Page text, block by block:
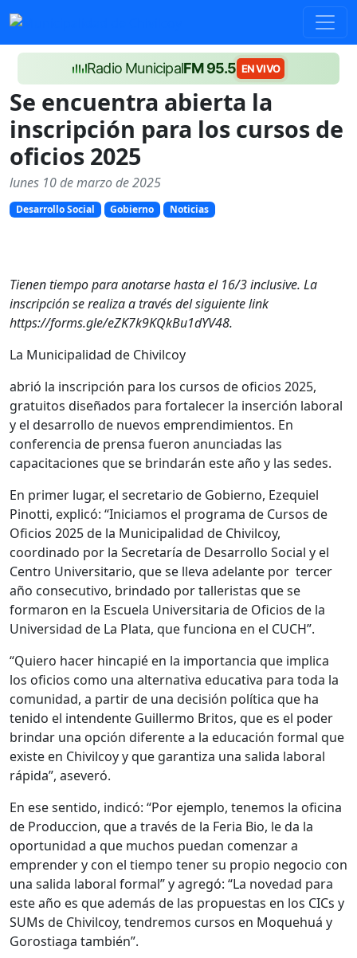
Radio MunicipalFM 95.5 EN VIVO
Se encuentra abierta la
inscripción para los cursos de
oficios 2025
lunes 10 de marzo de 2025
Desarrollo Social Gobierno Noticias
Tienen tiempo para anotarse hasta el 16/3 inclusive. La
inscripción se realiza a través del siguiente link
https://forms.gle/eZK7k9KQkBu1dYV48.
La Municipalidad de Chivilcoy
abrió la inscripción para los cursos de oficios 2025,
gratuitos diseñados para fortalecer la inserción laboral
y el desarrollo de nuevos emprendimientos. En
conferencia de prensa fueron anunciadas las
capacitaciones que se brindarán este año y las sedes.
En primer lugar, el secretario de Gobierno, Ezequiel
Pinotti, explicó: “Iniciamos el programa de Cursos de
Oficios 2025 de la Municipalidad de Chivilcoy,
coordinado por la Secretaría de Desarrollo Social y el
Centro Universitario, que se lleva adelante por tercer
año consecutivo, brindado por talleristas que se
formaron en la Escuela Universitaria de Oficios de la
Universidad de La Plata, que funciona en el CUCH”.
“Quiero hacer hincapié en la importancia que implica
los oficios como una alternativa educativa para toda la
comunidad, a partir de una decisión política que ha
tenido el intendente Guillermo Britos, que es el poder
brindar una opción diferente a la educación formal que
existe en Chivilcoy y que garantiza una salida laboral
rápida”, aseveró.
En ese sentido, indicó: “Por ejemplo, tenemos la oficina
de Produccion, que a través de la Feria Bio, le da la
oportunidad a que muchos puedan comenzar a
emprender y con el tiempo tener su propio negocio con
una salida laboral formal” y agregó: “La novedad para
este año es que además de las propuestas en los CICs y
SUMs de Chivilcoy, tendremos cursos en Moquehuá y
Gorostiaga también”.